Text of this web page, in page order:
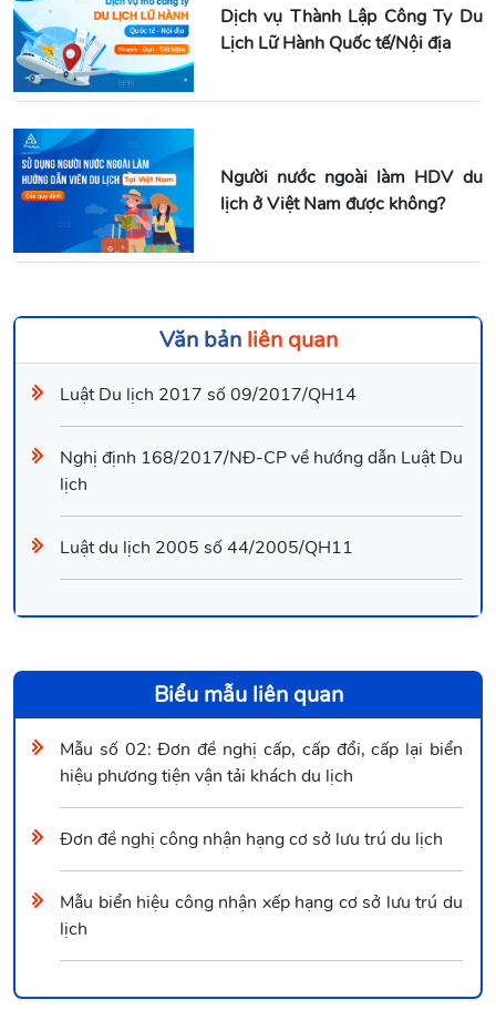
Dịch vụ Thành Lập Công Ty Du
Lịch Lữ Hành Quốc tế/Nội địa
Người nước ngoài làm HDV du
lịch ở Việt Nam được không?
Văn bảnliên quan
Luật Du lịch 2017 số 09/2017/QH14
Nghị định 168/2017/NĐ-CP về hướng dẫn Luật Du
lịch
Luật du lịch 2005 số 44/2005/QH11
Biểu mẫu liên quan
Mẫu số 02: Đơn đề nghị cấp, cấp đổi, cấp lại biển
hiệu phương tiện vận tải khách du lịch
Đơn đề nghị công nhận hạng cơ sở lưu trú du lịch
Mẫu biển hiệu công nhận xếp hạng cơ sở lưu trú du
lịch